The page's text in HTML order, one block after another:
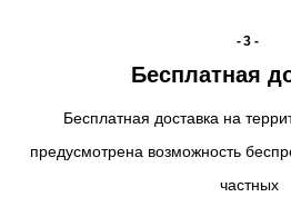
-3-
Бесплатная
Бесплатная доставка на
предусмотрена возможность
частных